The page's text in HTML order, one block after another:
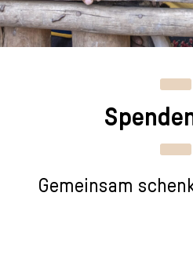
n
g
p
r
i
n
h
l
Gemeinsam